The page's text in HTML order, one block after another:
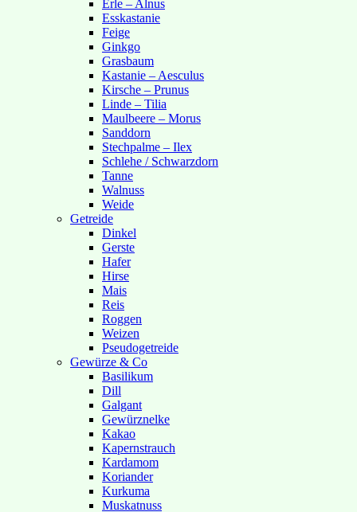
Erle – Alnus
Esskastanie
Feige
Ginkgo
Grasbaum
Kastanie – Aesculus
Kirsche – Prunus
Linde – Tilia
Maulbeere – Morus
Sanddorn
Stechpalme – Ilex
Schlehe / Schwarzdorn
Tanne
Walnuss
Weide
Getreide
Dinkel
Gerste
Hafer
Hirse
Mais
Reis
Roggen
Weizen
Pseudogetreide
Gewürze & Co
Basilikum
Dill
Galgant
Gewürznelke
Kakao
Kapernstrauch
Kardamom
Koriander
Kurkuma
Muskatnuss